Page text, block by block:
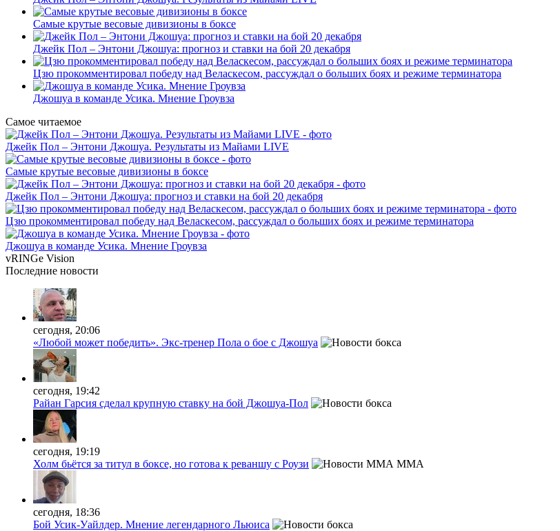
Самые крутые весовые дивизионы в боксе
Джейк Пол – Энтони Джошуа: прогноз и ставки на бой 20 декабря
Цзю прокомментировал победу над Веласкесом, рассуждал о больших боях и режиме терминатора
Джошуа в команде Усика. Мнение Гроувза
Самое читаемое
Джейк Пол – Энтони Джошуа. Результаты из Майами LIVE
Самые крутые весовые дивизионы в боксе
Джейк Пол – Энтони Джошуа: прогноз и ставки на бой 20 декабря
Цзю прокомментировал победу над Веласкесом, рассуждал о больших боях и режиме терминатора
Джошуа в команде Усика. Мнение Гроувза
vRINGe Vision
Последние новости
сегодня, 20:06
«Любой может победить». Экс-тренер Пола о бое с Джошуа
сегодня, 19:42
Райан Гарсия сделал крупную ставку на бой Джошуа-Пол
сегодня, 19:19
Холм бьётся за титул в боксе, но готова к реваншу с Роузи
MMA
сегодня, 18:36
Бой Усик-Уайлдер. Мнение легендарного Льюиса